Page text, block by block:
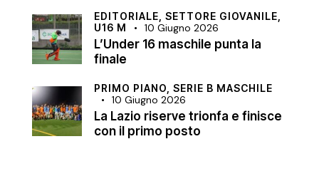
EDITORIALE, SETTORE GIOVANILE,
U16 M
10 Giugno 2026
L’Under 16 maschile punta la
finale
PRIMO PIANO, SERIE B MASCHILE
10 Giugno 2026
La Lazio riserve trionfa e finisce
con il primo posto